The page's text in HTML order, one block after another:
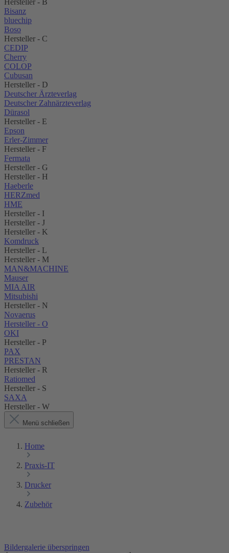
Hersteller - B
Bisanz
bluechip
Boso
Hersteller - C
CEDIP
Cherry
COLOP
Cubusan
Hersteller - D
Deutscher Ärzteverlag
Deutscher Zahnärzteverlag
Dürasol
Hersteller - E
Epson
Erler-Zimmer
Hersteller - F
Fermata
Hersteller - G
Hersteller - H
Haeberle
HERZmed
HME
Hersteller - I
Hersteller - J
Hersteller - K
Komdruck
Hersteller - L
Hersteller - M
MAN&MACHINE
Mauser
MIA AIR
Mitsubishi
Hersteller - N
Novaerus
Hersteller - O
OKI
Hersteller - P
PAX
PRESTAN
Hersteller - R
Ratiomed
Hersteller - S
SAXA
Hersteller - W
Menü schließen
Home
Praxis-IT
Drucker
Zubehör
Bildergalerie überspringen